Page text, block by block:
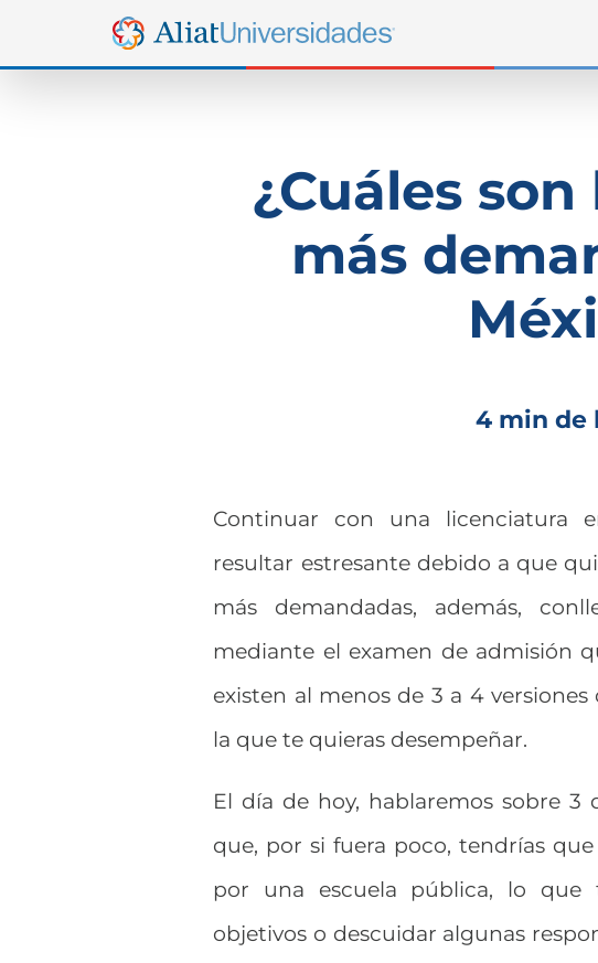
¿Cuáles
más
4 min de
Continuar con una licenciatura
resultar estresante debido a que
más demandadas, además,
mediante el examen de admisión
existen al menos de 3 a 4
la que te quieras desempeñar.
El día de hoy, hablaremos sobre 3
que, por si fuera poco, tendrías
por una escuela pública, lo que
objetivos o descuidar algunas